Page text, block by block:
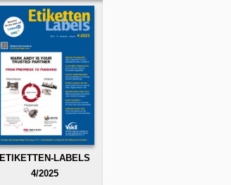
ETIKETTEN-LABELS
4/2025